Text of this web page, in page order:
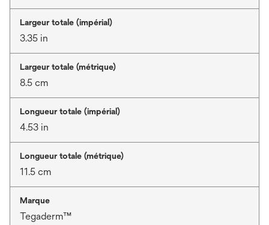
Largeur totale (impérial)
3.35 in
Largeur totale (métrique)
8.5 cm
Longueur totale (impérial)
4.53 in
Longueur totale (métrique)
11.5 cm
Marque
Tegaderm™